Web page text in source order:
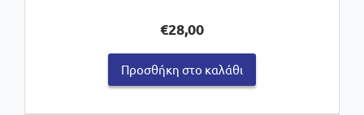
€28,00
Προσθήκη στο καλάθι